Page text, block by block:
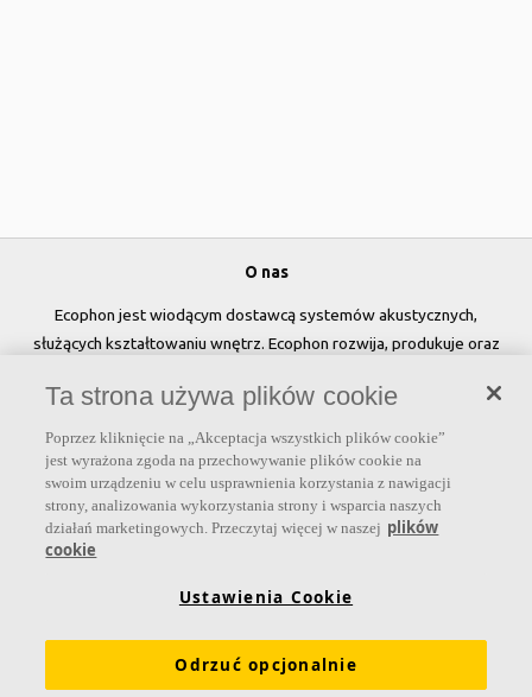
O nas
Ecophon jest wiodącym dostawcą systemów akustycznych,
służących kształtowaniu wnętrz. Ecophon rozwija, produkuje oraz
sufitowe, które przyczyniają się do tworzenia przyjaznego i
zdrowego klimatu w pomieszczeniach, poprawy jakości życia oraz
samopoczucia i wydajności użytkowników.
Dołącz do nas
Narzędzia i usługi Wymagania funkcjonalne
Ta strona używa plików cookie
Poprzez kliknięcie na „Akceptacja wszystkich plików cookie”
jest wyrażona zgoda na przechowywanie plików cookie na
swoim urządzeniu w celu usprawnienia korzystania z nawigacji
strony, analizowania wykorzystania strony i wsparcia naszych
działań marketingowych. Przeczytaj więcej w naszej plików
cookie
Ustawienia Cookie
Odrzuć opcjonalnie